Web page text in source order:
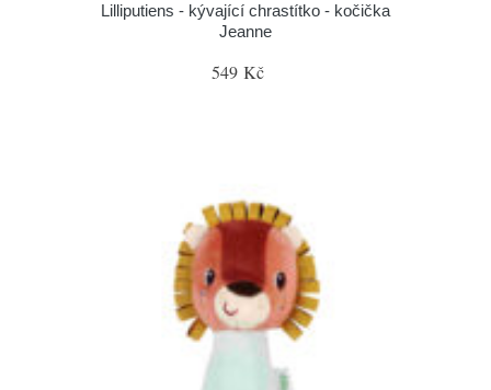
Lilliputiens - kývající chrastítko - kočička
Jeanne
549 Kč